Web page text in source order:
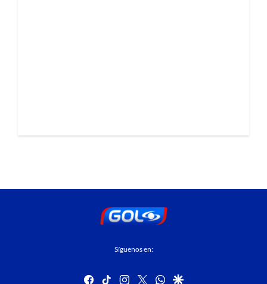
Síguenos en:
facebook
tiktok instagram
twitterwhatsapp
google